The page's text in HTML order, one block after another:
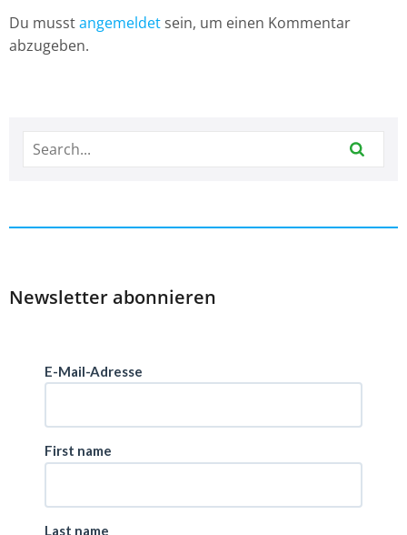
Du musstangemeldet sein, um einen Kommentar
abzugeben.
Newsletter abonnieren